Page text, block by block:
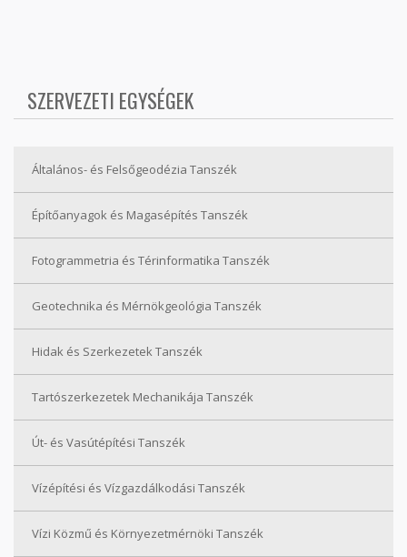
SZERVEZETI EGYSÉGEK
Általános- és Felsőgeodézia Tanszék
Építőanyagok és Magasépítés Tanszék
Fotogrammetria és Térinformatika Tanszék
Geotechnika és Mérnökgeológia Tanszék
Hidak és Szerkezetek Tanszék
Tartószerkezetek Mechanikája Tanszék
Út- és Vasútépítési Tanszék
Vízépítési és Vízgazdálkodási Tanszék
Vízi Közmű és Környezetmérnöki Tanszék